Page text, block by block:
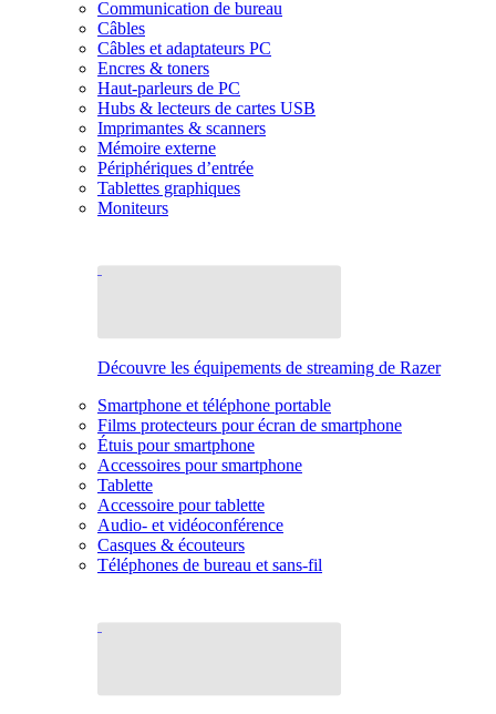
Communication de bureau
Câbles
Câbles et adaptateurs PC
Encres & toners
Haut-parleurs de PC
Hubs & lecteurs de cartes USB
Imprimantes & scanners
Mémoire externe
Périphériques d’entrée
Tablettes graphiques
Moniteurs
Découvre les équipements de streaming de Razer
Smartphone et téléphone portable
Films protecteurs pour écran de smartphone
Étuis pour smartphone
Accessoires pour smartphone
Tablette
Accessoire pour tablette
Audio- et vidéoconférence
Casques & écouteurs
Téléphones de bureau et sans-fil